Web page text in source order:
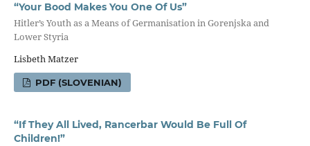
“Your Bood Makes You One Of Us”
Hitler’s Youth as a Means of Germanisation in Gorenjska and
Lower Styria
Lisbeth Matzer
PDF (SLOVENIAN)
“If They All Lived, Rancerbar Would Be Full Of
Children!”